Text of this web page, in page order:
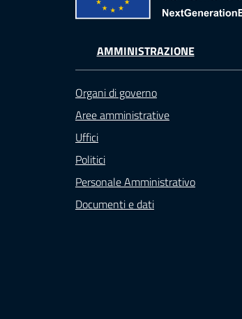
AMMINISTRAZIONE
Organi di governo
Aree amministrative
Uffici
Politici
Personale Amministrativo
Documenti e dati